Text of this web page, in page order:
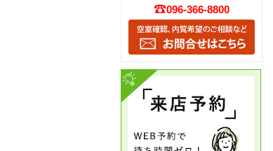
096-366-8800